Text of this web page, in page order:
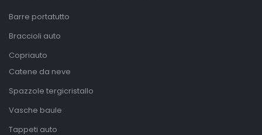
Barre portatutto
Braccioli auto
Copriauto
Catene da neve
Spazzole tergicristallo
Vasche baule
Tappeti auto